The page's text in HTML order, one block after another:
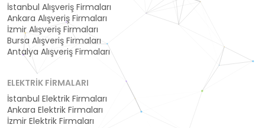
İstanbul Alışveriş Firmaları
Ankara Alışveriş Firmaları
İzmir Alışveriş Firmaları
Bursa Alışveriş Firmaları
Antalya Alışveriş Firmaları
ELEKTRIK FIRMALARI
İstanbul Elektrik Firmaları
Ankara Elektrik Firmaları
İzmir Elektrik Firmaları